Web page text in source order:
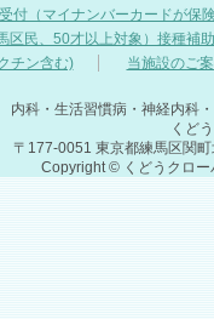
付（マイナンバーカードが保
区民、50才以上対象）接種補
チン含む)
当施設のご
内科・生活習慣病・神経内科
くど
〒177-0051 東京都練馬区関
Copyright © くどうクロ